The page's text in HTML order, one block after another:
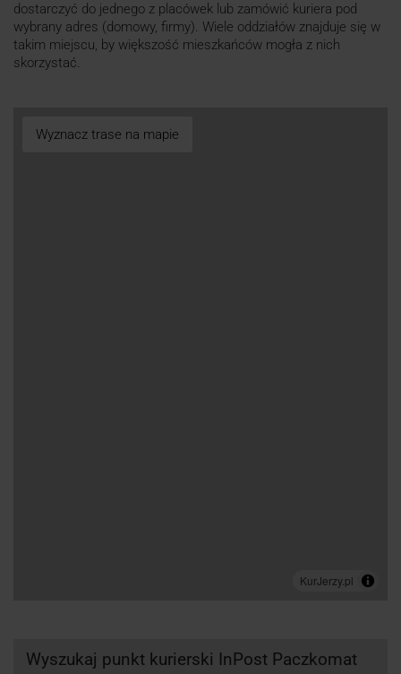
dostarczyć do jednego z placówek lub zamówić kuriera pod
wybrany adres (domowy, firmy). Wiele oddziałów znajduje się w
takim miejscu, by większość mieszkańców mogła z nich
skorzystać.
Wyznacz trase na mapie
Wyszukaj punkt kurierski InPost Paczkomat